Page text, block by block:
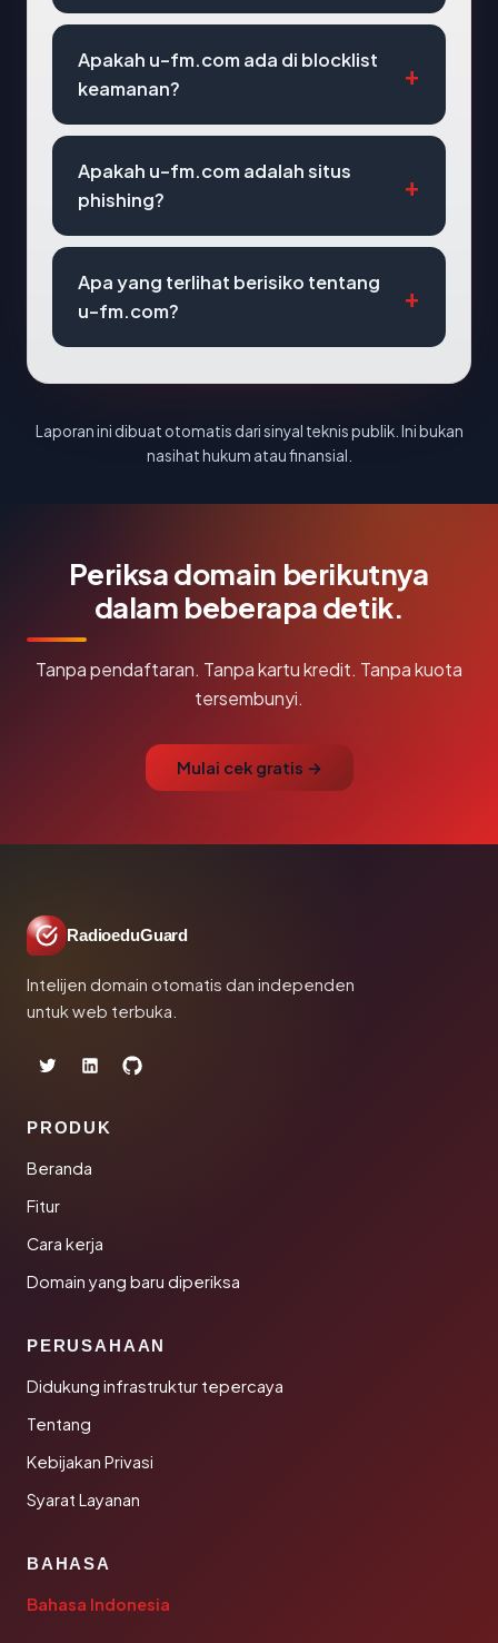
Apakah u-fm.com ada di blocklist
keamanan?
Apakah u-fm.com adalah situs
phishing?
Apa yang terlihat berisiko tentang
u-fm.com?
Laporan ini dibuat otomatis dari sinyal teknis publik. Ini bukan
nasihat hukum atau finansial.
Periksa domain berikutnya
dalam beberapa detik.
Tanpa pendaftaran. Tanpa kartu kredit. Tanpa kuota
tersembunyi.
Mulai cek gratis →
RadioeduGuard
Intelijen domain otomatis dan independen
untuk web terbuka.
PRODUK
Beranda
Fitur
Cara kerja
Domain yang baru diperiksa
PERUSAHAAN
Didukung infrastruktur tepercaya
Tentang
Kebijakan Privasi
Syarat Layanan
BAHASA
Bahasa Indonesia